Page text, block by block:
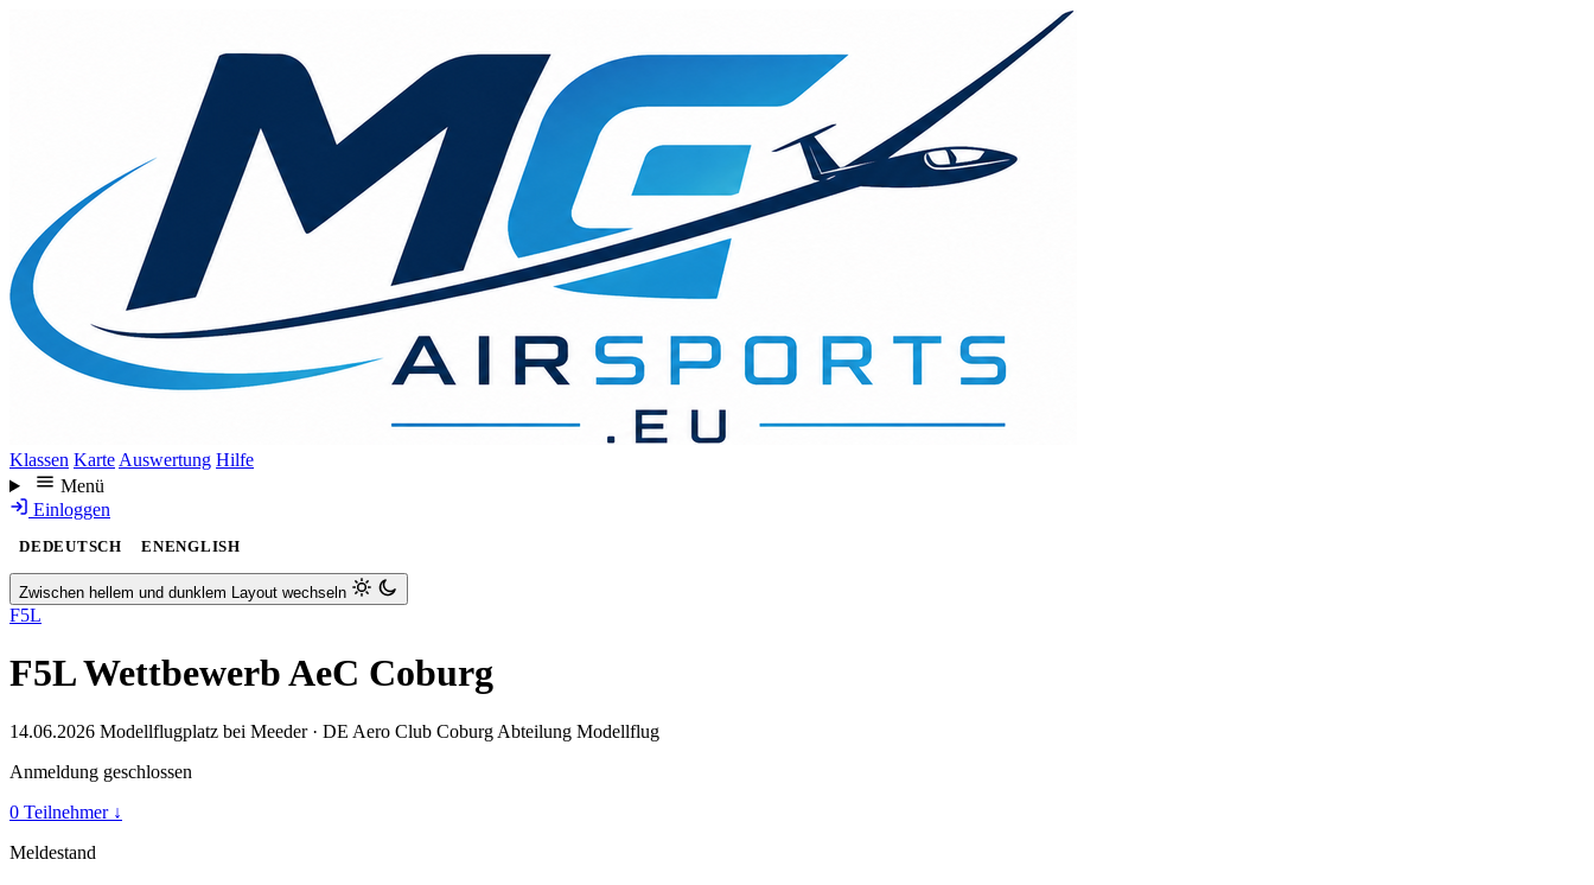
Klassen Karte Auswertung Hilfe
Menü
Einloggen
DEDEUTSCH ENENGLISH
Zwischen hellem und dunklem Layout wechseln
F5L
F5L Wettbewerb AeC Coburg
14.06.2026 Modellflugplatz bei Meeder · DE Aero Club Coburg Abteilung Modellflug
Anmeldung geschlossen
0 Teilnehmer ↓
Meldestand